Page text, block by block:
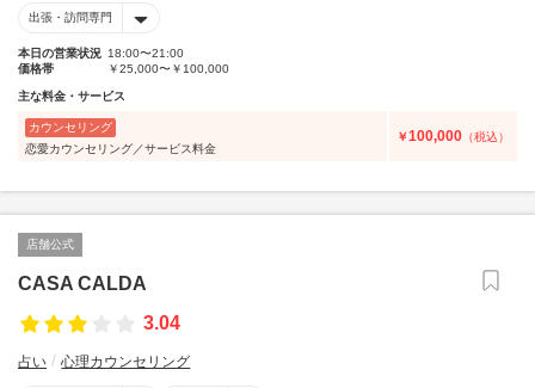
出張・訪問専門
本日の営業状況 18:00〜21:00
価格帯
￥25,000〜￥100,000
主な料金・サービス
カウンセリング
恋愛カウンセリング／サービス料金
￥100,000 （税込）
店舗公式
CASA CALDA
3.04
占い 心理カウンセリング